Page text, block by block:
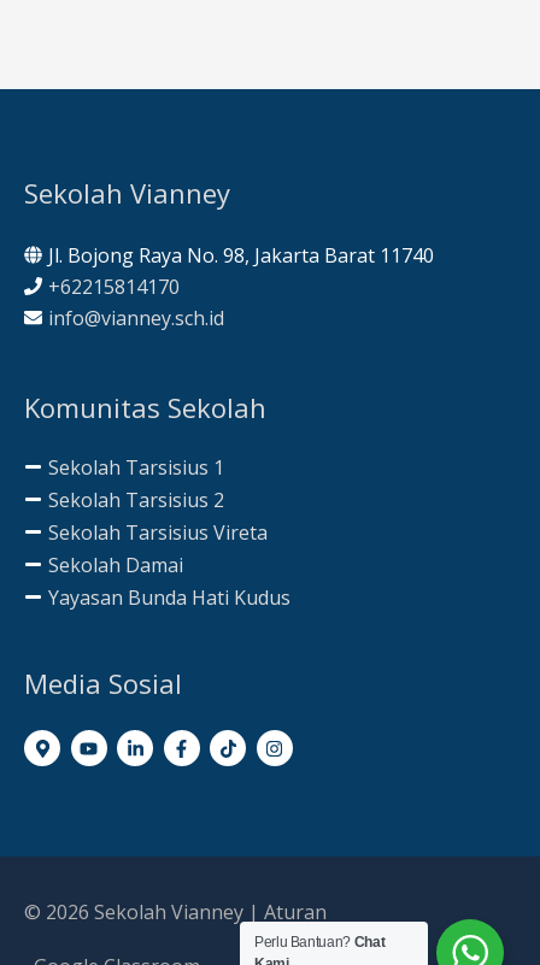
Sekolah Vianney
Jl. Bojong Raya No. 98, Jakarta Barat 11740
+62215814170
info@vianney.sch.id
Komunitas Sekolah
Sekolah Tarsisius 1
Sekolah Tarsisius 2
Sekolah Tarsisius Vireta
Sekolah Damai
Yayasan Bunda Hati Kudus
Media Sosial
© 2026 Sekolah Vianney | Aturan
Perlu Bantuan? Chat